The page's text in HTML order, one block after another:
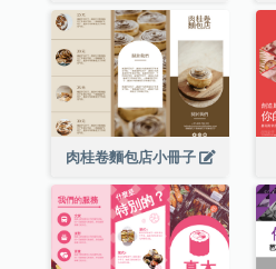
肉桂卷麵包店小冊子